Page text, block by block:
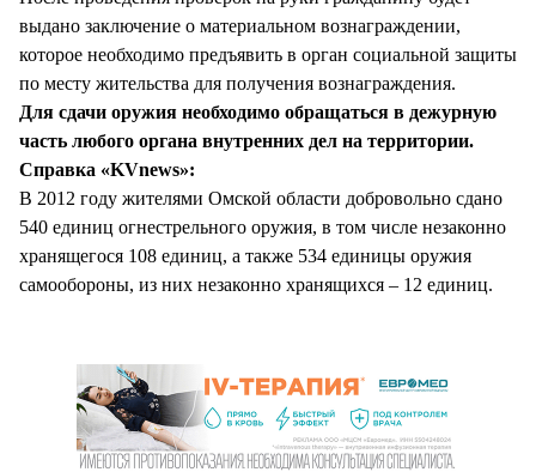
выдано заключение о материальном вознаграждении,
которое необходимо предъявить в орган социальной защиты
по месту жительства для получения вознаграждения.
Для сдачи оружия необходимо обращаться в дежурную
часть любого органа внутренних дел на территории.
Справка «KVnews»:
В 2012 году жителями Омской области добровольно сдано
540 единиц огнестрельного оружия, в том числе незаконно
хранящегося 108 единиц, а также 534 единицы оружия
самообороны, из них незаконно хранящихся – 12 единиц.